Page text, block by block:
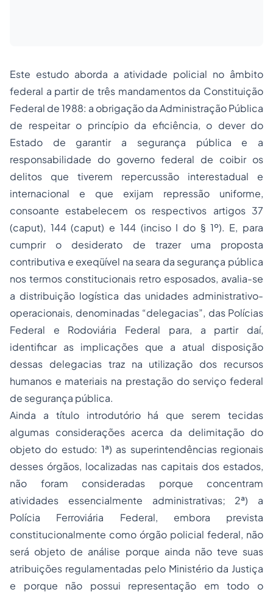
Este estudo aborda a atividade policial no âmbito
federal a partir de três mandamentos da Constituição
Federal de 1988: a obrigação da Administração Pública
de respeitar o princípio da eficiência, o dever do
Estado de garantir a segurança pública e a
responsabilidade do governo federal de coibir os
delitos que tiverem repercussão interestadual e
internacional e que exijam repressão uniforme,
consoante estabelecem os respectivos artigos 37
(caput), 144 (caput) e 144 (inciso I do § 1º). E, para
cumprir o desiderato de trazer uma proposta
contributiva e exeqüível na seara da segurança pública
nos termos constitucionais retro esposados, avalia-se
a distribuição logística das unidades administrativo-
operacionais, denominadas “delegacias”, das Polícias
Federal e Rodoviária Federal para, a partir daí,
identificar as implicações que a atual disposição
dessas delegacias traz na utilização dos recursos
humanos e materiais na prestação do serviço federal
de segurança pública.
Ainda a título introdutório há que serem tecidas
algumas considerações acerca da delimitação do
objeto do estudo: 1ª) as superintendências regionais
desses órgãos, localizadas nas capitais dos estados,
não foram consideradas porque concentram
atividades essencialmente administrativas; 2ª) a
Polícia Ferroviária Federal, embora prevista
constitucionalmente como órgão policial federal, não
será objeto de análise porque ainda não teve suas
atribuições regulamentadas pelo Ministério da Justiça
e porque não possui representação em todo o